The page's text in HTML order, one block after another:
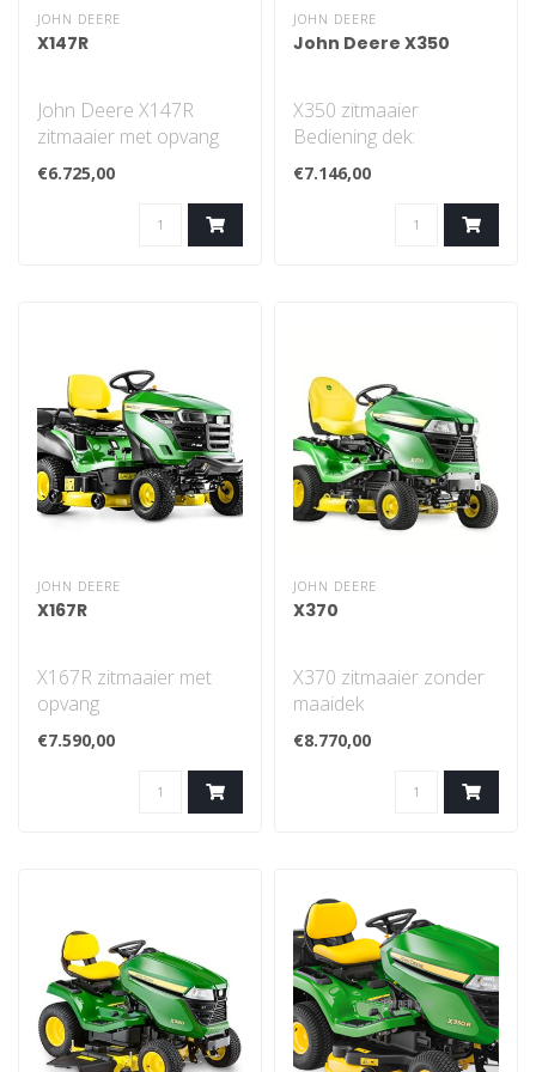
JOHN DEERE
X147R
John Deere X147R
zitmaaier met opvang
€6.725,00
JOHN DEERE
John Deere X350
X350 zitmaaier
Bediening dek:
elektrisch
Twin Touch-
€7.146,00
JOHN DEERE
X167R
X167R zitmaaier met
opvang
€7.590,00
JOHN DEERE
X370
X370 zitmaaier zonder
maaidek
Bediening dek:
elektrisch
Twin TouchTM-
€8.770,00